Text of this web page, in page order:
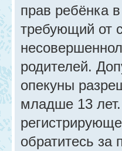
прав ребёнка
требующий от
родителей.
опекуны
младше 13
обратитесь